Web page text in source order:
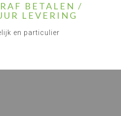
BETALEN /
LEVERING
en particulier